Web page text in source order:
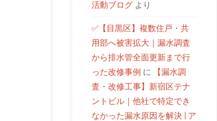
活動ブログより
✅【目黒区】複数住戸・共
用部へ被害拡大｜漏水調査
から排水管全面更新まで行
った改修事例 に
【漏水調
査・改修工事】新宿区テナ
ントビル｜他社で特定でき
なかった漏水原因を解決 | ア